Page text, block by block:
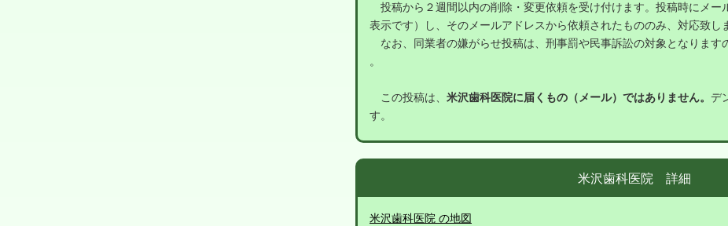
投稿から２週間以内の削除・変更依頼を受け付けます。投稿時にメー
表示です）し、そのメールアドレスから依頼されたもののみ、対応致し
なお、同業者の嫌がらせ投稿は、刑事罰や民事訴訟の対象となります
。
この投稿は、 米沢歯科医院に届くもの（メール）ではありません。 デ
す。
米沢歯科医院 詳細
米沢歯科医院 の地図